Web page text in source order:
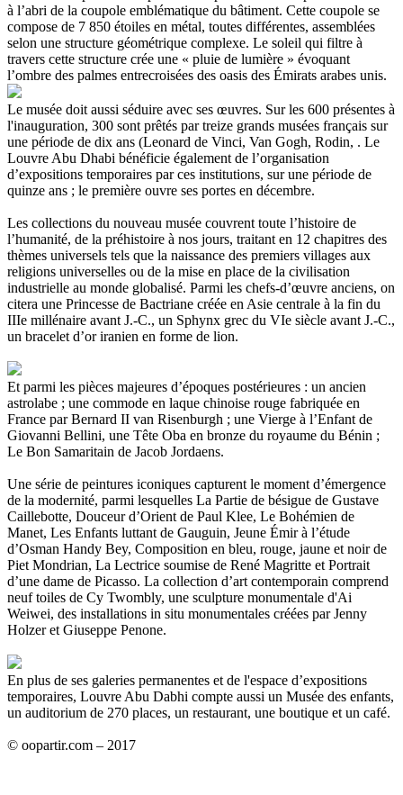
à l’abri de la coupole emblématique du bâtiment. Cette coupole se
compose de 7 850 étoiles en métal, toutes différentes, assemblées
selon une structure géométrique complexe. Le soleil qui filtre à
travers cette structure crée une « pluie de lumière » évoquant
l’ombre des palmes entrecroisées des oasis des Émirats arabes unis.
Le musée doit aussi séduire avec ses œuvres. Sur les 600 présentes à
l'inauguration, 300 sont prêtés par treize grands musées français sur
une période de dix ans (Leonard de Vinci, Van Gogh, Rodin, . Le
Louvre Abu Dhabi bénéficie également de l’organisation
d’expositions temporaires par ces institutions, sur une période de
quinze ans ; le première ouvre ses portes en décembre.
Les collections du nouveau musée couvrent toute l’histoire de
l’humanité, de la préhistoire à nos jours, traitant en 12 chapitres des
thèmes universels tels que la naissance des premiers villages aux
religions universelles ou de la mise en place de la civilisation
industrielle au monde globalisé. Parmi les chefs-d’œuvre anciens, on
citera une Princesse de Bactriane créée en Asie centrale à la fin du
IIIe millénaire avant J.-C., un Sphynx grec du VIe siècle avant J.-C.,
un bracelet d’or iranien en forme de lion.
Et parmi les pièces majeures d’époques postérieures : un ancien
astrolabe ; une commode en laque chinoise rouge fabriquée en
France par Bernard II van Risenburgh ; une Vierge à l’Enfant de
Giovanni Bellini, une Tête Oba en bronze du royaume du Bénin ;
Le Bon Samaritain de Jacob Jordaens.
Une série de peintures iconiques capturent le moment d’émergence
de la modernité, parmi lesquelles La Partie de bésigue de Gustave
Caillebotte, Douceur d’Orient de Paul Klee, Le Bohémien de
Manet, Les Enfants luttant de Gauguin, Jeune Émir à l’étude
d’Osman Handy Bey, Composition en bleu, rouge, jaune et noir de
Piet Mondrian, La Lectrice soumise de René Magritte et Portrait
d’une dame de Picasso. La collection d’art contemporain comprend
neuf toiles de Cy Twombly, une sculpture monumentale d'Ai
Weiwei, des installations in situ monumentales créées par Jenny
Holzer et Giuseppe Penone.
En plus de ses galeries permanentes et de l'espace d’expositions
temporaires, Louvre Abu Dabhi compte aussi un Musée des enfants,
un auditorium de 270 places, un restaurant, une boutique et un café.
© oopartir.com – 2017